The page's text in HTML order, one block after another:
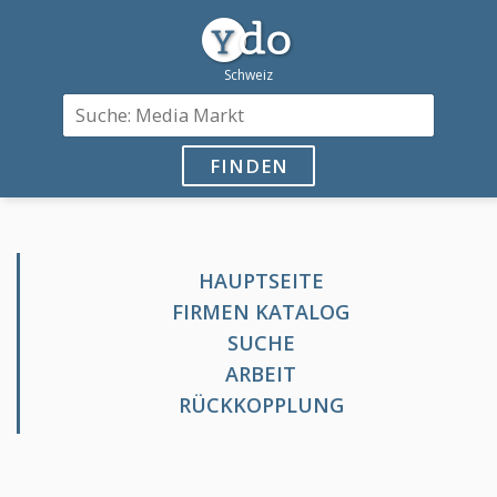
FINDEN
HAUPTSEITE
FIRMEN KATALOG
SUCHE
ARBEIT
RÜCKKOPPLUNG